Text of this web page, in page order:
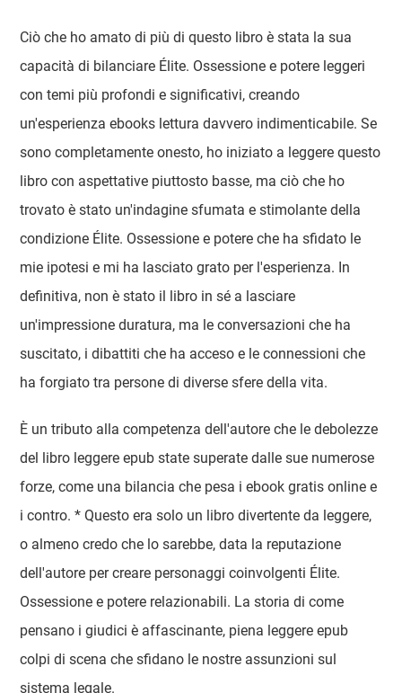
Ciò che ho amato di più di questo libro è stata la sua
capacità di bilanciare Élite. Ossessione e potere leggeri
con temi più profondi e significativi, creando
un'esperienza ebooks lettura davvero indimenticabile. Se
sono completamente onesto, ho iniziato a leggere questo
libro con aspettative piuttosto basse, ma ciò che ho
trovato è stato un'indagine sfumata e stimolante della
condizione Élite. Ossessione e potere che ha sfidato le
mie ipotesi e mi ha lasciato grato per l'esperienza. In
definitiva, non è stato il libro in sé a lasciare
un'impressione duratura, ma le conversazioni che ha
suscitato, i dibattiti che ha acceso e le connessioni che
ha forgiato tra persone di diverse sfere della vita.
È un tributo alla competenza dell'autore che le debolezze
del libro leggere epub state superate dalle sue numerose
forze, come una bilancia che pesa i ebook gratis online e
i contro. * Questo era solo un libro divertente da leggere,
o almeno credo che lo sarebbe, data la reputazione
dell'autore per creare personaggi coinvolgenti Élite.
Ossessione e potere relazionabili. La storia di come
pensano i giudici è affascinante, piena leggere epub
colpi di scena che sfidano le nostre assunzioni sul
sistema legale.